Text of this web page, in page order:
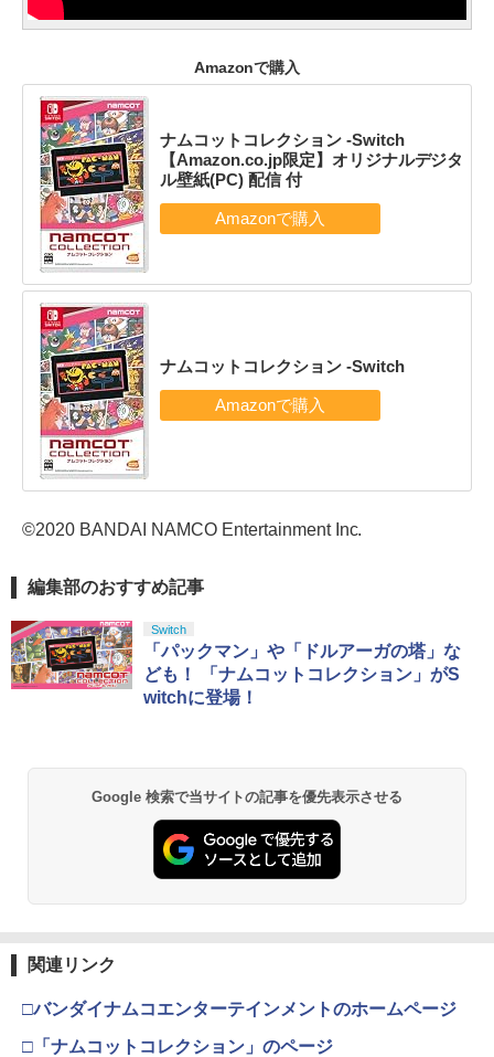
Amazonで購入
ナムコットコレクション -Switch
【Amazon.co.jp限定】オリジナルデジタ
ル壁紙(PC) 配信 付
ナムコットコレクション -Switch
©2020 BANDAI NAMCO Entertainment Inc.
編集部のおすすめ記事
Switch
「パックマン」や「ドルアーガの塔」な
ども！ 「ナムコットコレクション」がS
witchに登場！
Google 検索で当サイトの記事を優先表示させる
関連リンク
□バンダイナムコエンターテインメントのホームページ
□「ナムコットコレクション」のページ